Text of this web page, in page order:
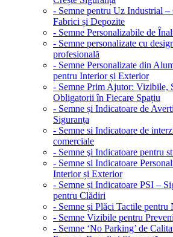
- Semne pentru Uz Industrial –
Fabrici și Depozite
- Semne Personalizabile de
- Semne personalizate cu
profesională
- Semne Personalizate din
pentru Interior și Exterior
- Semne Prim Ajutor: Vizibile,
Obligatorii în Fiecare Spațiu
- Semne și Indicatoare de
Siguranța
- Semne si Indicatoare de
comerciale
- Semne şi Indicatoare pentru
- Semne si Indicatoare
Interior și Exterior
- Semne și Indicatoare PSI –
pentru Clădiri
- Semne și Plăci Tactile pentru
- Semne Vizibile pentru
- Semne ‘No Parking’ de